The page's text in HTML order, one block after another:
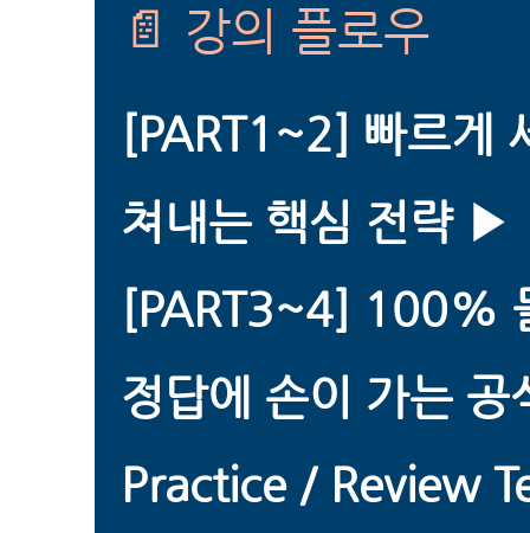
📄 강의 플로우
[PART1~2] 빠르게
쳐내는 핵심 전략 ▶️
[PART3~4] 100%
정답에 손이 가는
Practice / Review